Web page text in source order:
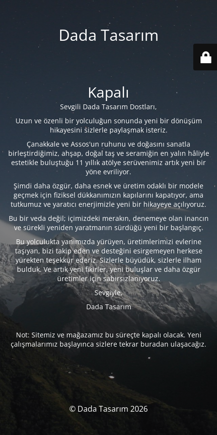
Dada Tasarım
Kapalı
Sevgili Dada Tasarım Dostları,
Uzun ve özenli bir yolculuğun sonunda yeni bir dönüşüm
hikayesini sizlerle paylaşmak isteriz.
Çanakkale ve Assos'un ruhunu ve doğasını sanatla
birleştirdiğimiz, ahşap, doğal taş ve seramiğin en yalın hâliyle
estetikle buluştuğu 11 yıllık atölye serüvenimiz artık yeni bir
yöne evriliyor.
Şimdi daha özgür, daha esnek ve üretim odaklı bir modele
geçmek için fiziksel dükkanımızın kapılarını kapatıyor, ama
tutkumuz ve yaratıcı enerjimizle yeni bir hikayeye açılıyoruz.
Bu bir veda değil; içimizdeki merakın, denemeye olan inancın
ve sürekli yeniden yaratmanın sürdüğü yeni bir başlangıç.
Bu yolculukta yanımızda yürüyen, üretimlerimizi evlerine
taşıyan, bizi takip eden ve desteğini esirgemeyen herkese
yürekten teşekkür ederiz. Sizlerle büyüdük, sizlerle ilham
bulduk. Ve artık yeni fikirler, yeni buluşlar ve daha özgür
üretimler için sabırsızlanıyoruz.
Sevgiyle,
Dada Tasarım
Not: Sitemiz ve mağazamız bu süreçte kapalı olacak. Yeni
çalışmalarımız başlayınca sizlere tekrar buradan ulaşacağız.
© Dada Tasarım 2026